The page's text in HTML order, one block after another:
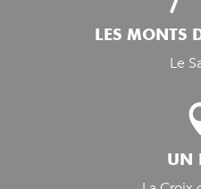
LES MONTS
Le
UN